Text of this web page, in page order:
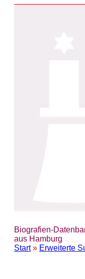
Biografien-
aus Hamburg
Start» Erweiterte